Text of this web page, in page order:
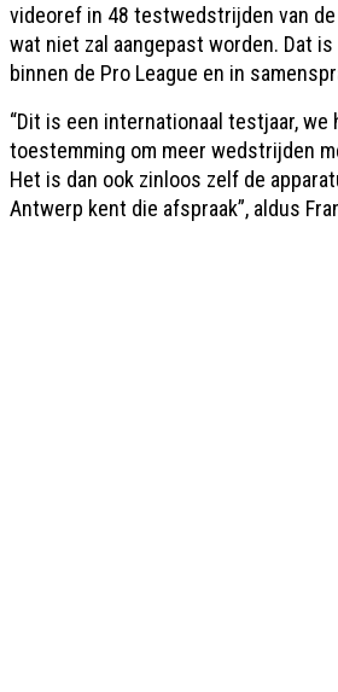
videoref in 48 testwedstrijden van
wat niet zal aangepast worden. Dat
binnen de Pro League en in
“Dit is een internationaal testjaar, we
toestemming om meer wedstrijden
Het is dan ook zinloos zelf de
Antwerp kent die afspraak”, aldus